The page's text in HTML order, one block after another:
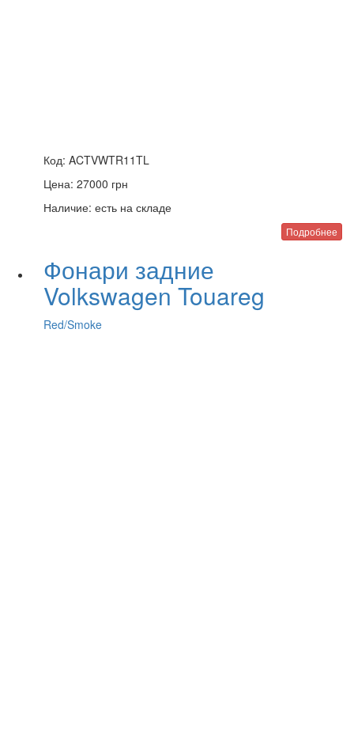
Код: ACTVWTR11TL
Цена: 27000 грн
Наличие: есть на складе
Подробнее
Фонари задние
Volkswagen Touareg
Red/Smoke